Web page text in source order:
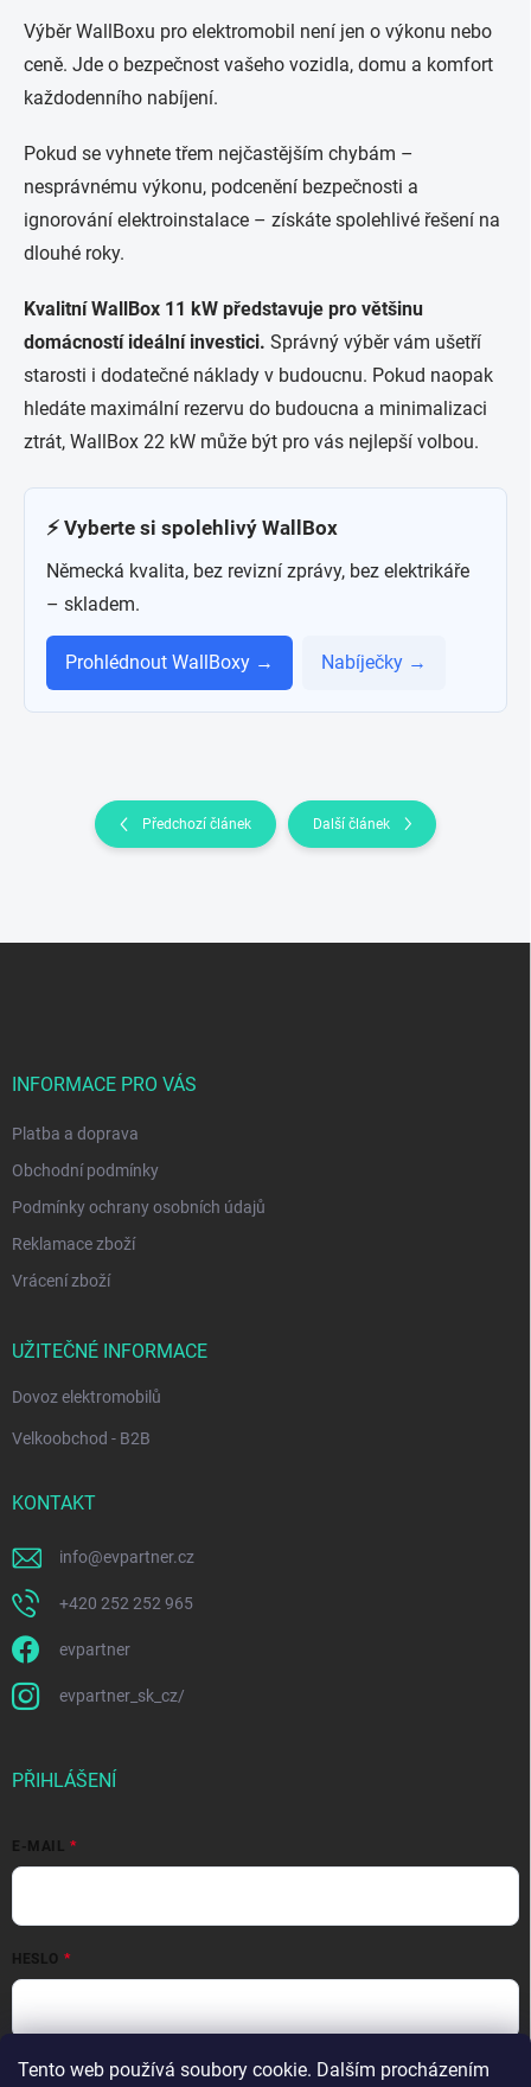
Tento web používá soubory cookie. Dalším procházením
Výběr WallBoxu pro elektromobil není jen o výkonu nebo
ceně. Jde o bezpečnost vašeho vozidla, domu a komfort
každodenního nabíjení.
Pokud se vyhnete třem nejčastějším chybám –
nesprávnému výkonu, podcenění bezpečnosti a
ignorování elektroinstalace – získáte spolehlivé řešení na
dlouhé roky.
Kvalitní WallBox 11 kW představuje pro většinu
domácností ideální investici. Správný výběr vám ušetří
starosti i dodatečné náklady v budoucnu. Pokud naopak
hledáte maximální rezervu do budoucna a minimalizaci
ztrát, WallBox 22 kW může být pro vás nejlepší volbou.
⚡ Vyberte si spolehlivý WallBox
Německá kvalita, bez revizní zprávy, bez elektrikáře
– skladem.
Prohlédnout WallBoxy → Nabíječky →
Předchozí článek Další článek
INFORMACE PRO VÁS
Platba a doprava
Obchodní podmínky
Podmínky ochrany osobních údajů
Reklamace zboží
Vrácení zboží
UŽITEČNÉ INFORMACE
Dovoz elektromobilů
Velkoobchod - B2B
KONTAKT
info@evpartner.cz
+420 252 252 965
evpartner
evpartner_sk_cz/
PŘIHLÁŠENÍ
E-MAIL
HESLO
Přihlásit se